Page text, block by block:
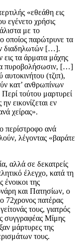
«εθεάθη εις
εγένετο χρήσις
με το
ο οποίος παρώτρυνε τα
διαδηλωτών […].
εις τα άρματα μάχης
να πυροβολήσωσιν, […]
(τζιπ),
κατ’ ανθρωπίνων
τούτου μαρτυρεί
εικονίζεται εν
χείρας».
περίστροφο ανά
λέγοντας «βαράτε
αλλά σε δεκατρείς
έλεγχο, κατά τη
ένοικοι της
και Πατησίων, ο
72χρονος πατέρας
τους, γιατρός
συγγραφέας Μίμης
μάρτυρες της
τους.